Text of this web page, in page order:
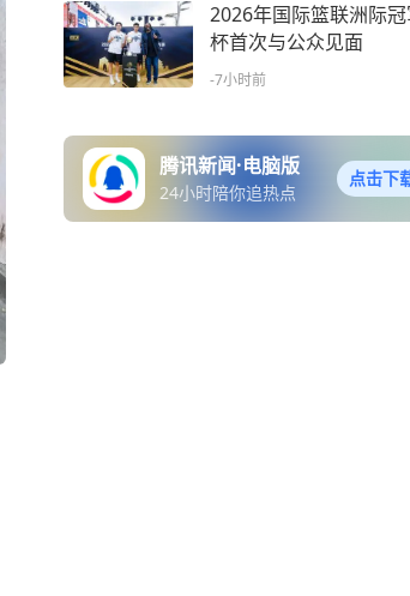
2026年国际篮联洲际
杯首次与公众见面
-7小时前
腾讯新闻·电脑版
24小时陪你追热点
点击下